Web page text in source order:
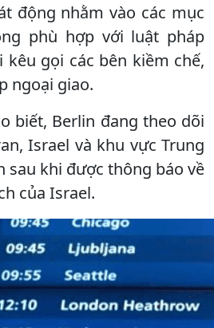
động nhằm vào các mục
phù hợp với luật pháp
gọi các bên kiềm chế,
ngoại giao.
biết, Berlin đang theo dõi
Israel và khu vực Trung
khi được thông báo về
của Israel.